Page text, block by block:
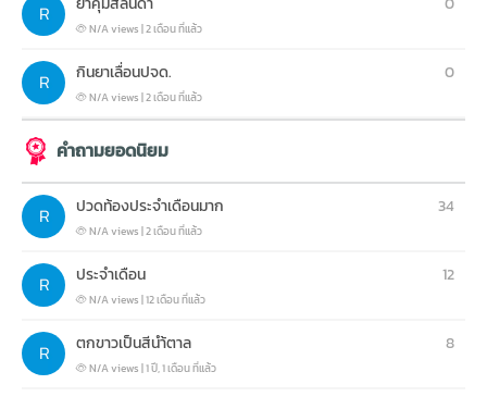
N/A views |2 เดือน ที่แล้ว
0
กินยาเลื่อนปจด.
N/A views |2 เดือน ที่แล้ว
คำถามยอดนิยม
34
ปวดท้องประจำเดือนมาก
N/A views |2 เดือน ที่แล้ว
12
ประจำเดือน
N/A views |12 เดือน ที่แล้ว
8
ตกขาวเป็นสีนำ้ตาล
N/A views |1 ปี, 1 เดือน ที่แล้ว